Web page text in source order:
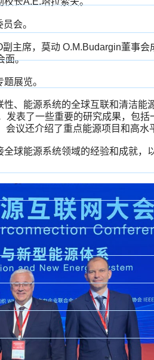
会。
副主席，莫动 O.M.Budargin董事会
面。
展览。
、能源系统的全球互联和清洁能
发表了一些重要的研究成果，包括
会议还介绍了重点能源项目和高水
球能源系统领域的经验和成就，